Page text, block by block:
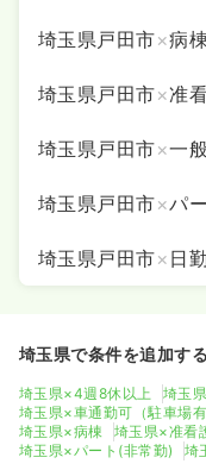
埼玉県戸田市×病棟
埼玉県戸田市×准
埼玉県戸田市×一
埼玉県戸田市×パ
埼玉県戸田市× 日
埼玉県で条件を追加する
埼玉県×4週8休以上
埼玉
埼玉県×車通勤可（駐車場有
埼玉県×病棟
埼玉県×准看
埼玉県×パート(非常勤)
埼